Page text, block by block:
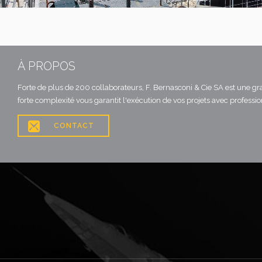
À PROPOS
Forte de plus de 200 collaborateurs, F. Bernasconi & Cie SA est une
forte complexité vous garantit l'exécution de vos projets avec
 CONTACT